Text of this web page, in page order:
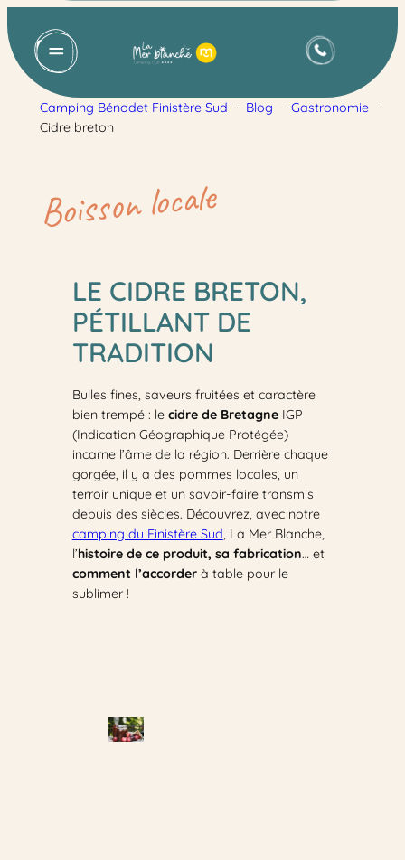
Camping Bénodet Finistère Sud Blog
Gastronomie
Cidre breton
Boisson locale
LE CIDRE BRETON,
PÉTILLANT DE
TRADITION
Bulles fines, saveurs fruitées et caractère
bien trempé : le cidre de BretagneIGP
(Indication Géographique Protégée)
incarne l’âme de la région. Derrière chaque
gorgée, il y a des pommes locales, un
terroir unique et un savoir-faire transmis
depuis des siècles. Découvrez, avec notre
camping du Finistère Sud, La Mer Blanche,
l’histoire de ce produit, sa fabrication… et
comment l’accorderà table pour le
sublimer !